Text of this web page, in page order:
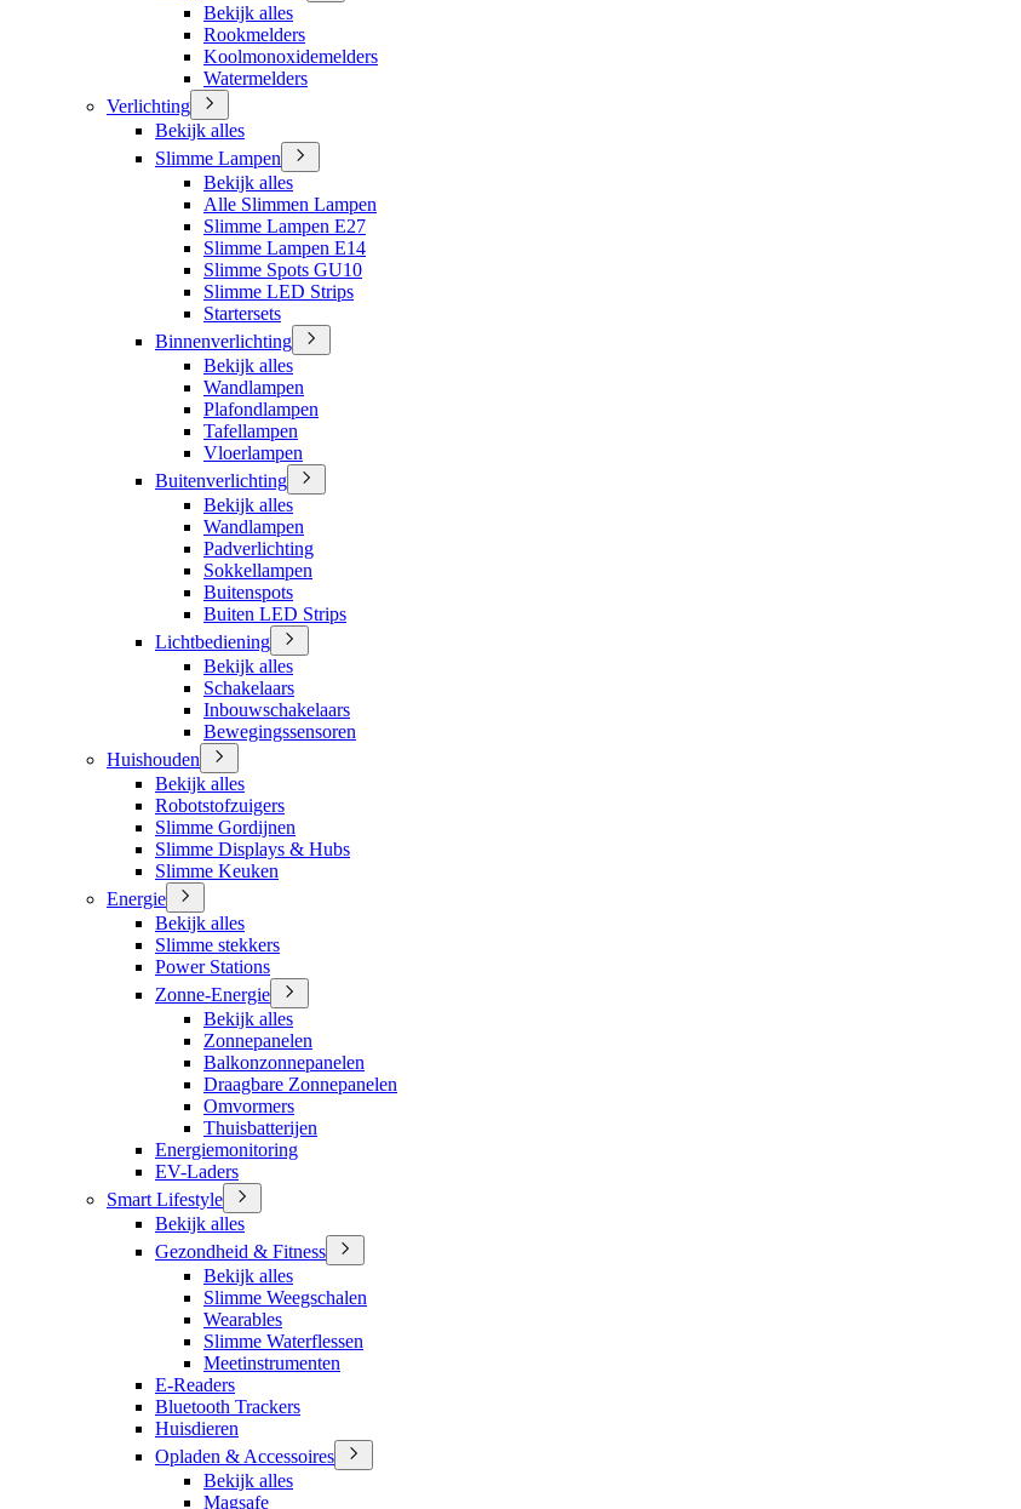
Bekijk alles
Rookmelders
Koolmonoxidemelders
Watermelders
Verlichting
Bekijk alles
Slimme Lampen
Bekijk alles
Alle Slimmen Lampen
Slimme Lampen E27
Slimme Lampen E14
Slimme Spots GU10
Slimme LED Strips
Startersets
Binnenverlichting
Bekijk alles
Wandlampen
Plafondlampen
Tafellampen
Vloerlampen
Buitenverlichting
Bekijk alles
Wandlampen
Padverlichting
Sokkellampen
Buitenspots
Buiten LED Strips
Lichtbediening
Bekijk alles
Schakelaars
Inbouwschakelaars
Bewegingssensoren
Huishouden
Bekijk alles
Robotstofzuigers
Slimme Gordijnen
Slimme Displays & Hubs
Slimme Keuken
Energie
Bekijk alles
Slimme stekkers
Power Stations
Zonne-Energie
Bekijk alles
Zonnepanelen
Balkonzonnepanelen
Draagbare Zonnepanelen
Omvormers
Thuisbatterijen
Energiemonitoring
EV-Laders
Smart Lifestyle
Bekijk alles
Gezondheid & Fitness
Bekijk alles
Slimme Weegschalen
Wearables
Slimme Waterflessen
Meetinstrumenten
E-Readers
Bluetooth Trackers
Huisdieren
Opladen & Accessoires
Bekijk alles
Magsafe